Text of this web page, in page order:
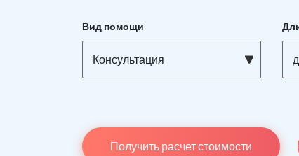
Вид помощи
Консультация
Получить расчет стоимости